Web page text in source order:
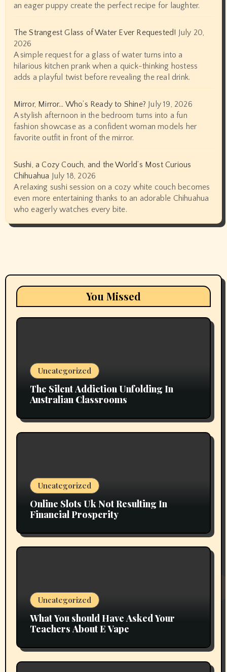
an eager puppy create the perfect recipe for laughter.
The Strangest Glass of Water Ever Requested! July 20,
2026
A simple request for a glass of water turns into a
hilarious kitchen prank when a quick-thinking hostess
adds a playful twist before revealing the real drink.
Mirror, Mirror… Who’s Ready to Shine? July 19, 2026
A stylish afternoon in the bedroom turns into a fun
fashion showcase as a confident woman models her
favorite outfit in front of the mirror.
Sushi, a Cozy Couch, and the World’s Most Curious
Chihuahua July 18, 2026
A relaxing sushi session on a cozy white couch becomes
even more entertaining thanks to an adorable Chihuahua
who eagerly watches every bite.
You Missed
Uncategorized
The Silent Addiction Unfolding In
Australian Classrooms
Uncategorized
Online Slots Uk Not Resulting In
Financial Prosperity
Uncategorized
What You should Have Asked Your
Teachers About E Vape